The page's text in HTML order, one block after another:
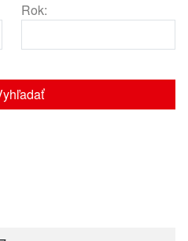
Rok: